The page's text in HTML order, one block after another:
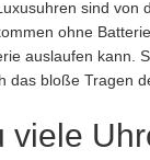
sind von
ohne
auslaufen kann.
das bloße Tragen
viele